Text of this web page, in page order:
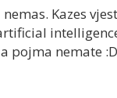
Kazes
pojma nemate :D